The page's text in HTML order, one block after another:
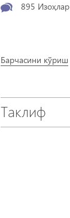
895 Изоҳлар
Барчасини кўриш
Таклиф